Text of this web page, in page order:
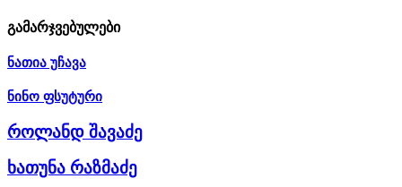
გამარჯვებულები
ნათია უჩავა
ნინო ფსუტური
როლანდ შავაძე
ხათუნა რაზმაძე